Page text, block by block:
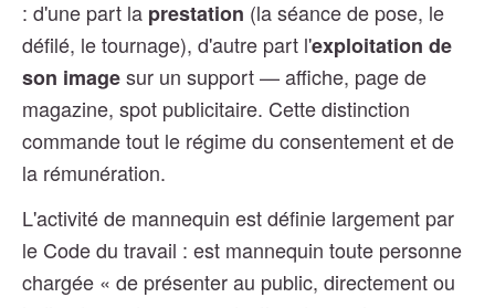
: d'une part la prestation (la séance de pose, le
défilé, le tournage), d'autre part l'exploitation de
son imagesur un support — affiche, page de
magazine, spot publicitaire. Cette distinction
commande tout le régime du consentement et de
la rémunération.
L'activité de mannequin est définie largement par
le Code du travail : est mannequin toute personne
chargée « de présenter au public, directement ou